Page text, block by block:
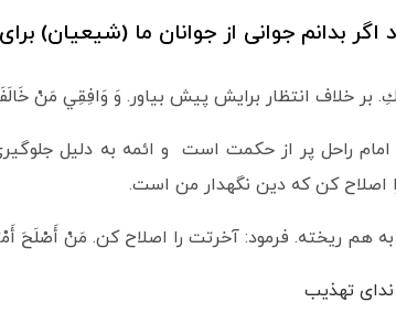
بدانم جوانی از جوانان ما (شیعیان)
خلاف انتظار برایش پیش بیاور. وَ وَافِقِي مَنْ
راحل پر از حکمت است و ائمه به دلیل
اصلاح کن که دین نگهدار من است.
هم ریخته. فرمود: آخرتت را اصلاح کن. مَنْ‏ أَصْلَحَ‏ أَمْرَ
ندای تهذیب